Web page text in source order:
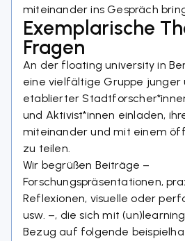
miteinander ins Gespräch
Exemplarische
Fragen
An der floatinguniversity in
eine vielfältige Gruppe junger
etablierter
und Aktivist*innen einladen,
miteinander und mit einem
zu teilen.
Wir begrüßen Beiträge –
Forschungspräsentationen,
Reflexionen, visuelle oder
usw. –, die sich mit
Bezug auf folgende